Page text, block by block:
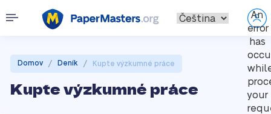
An
error
has
your
Domov / Deník / Kupte výzkumné práce
Kupte výzkumné práce